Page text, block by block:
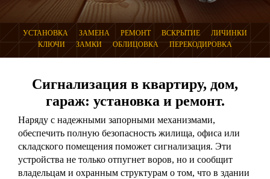
УСТАНОВКА ЗАМЕНА РЕМОНТ ВСКРЫТИЕ
ЛИЧИНКИ
КЛЮЧИ
ЗАМКИ ОБЛИЦОВКА ПЕРЕКОДИРОВКА
Сигнализация в квартиру, дом,
гараж: установка и ремонт.
Наряду с надежными запорными механизмами,
обеспечить полную безопасность жилища, офиса или
складского помещения поможет сигнализация. Эти
устройства не только отпугнет воров, но и сообщит
владельцам и охранным структурам о том, что в здании